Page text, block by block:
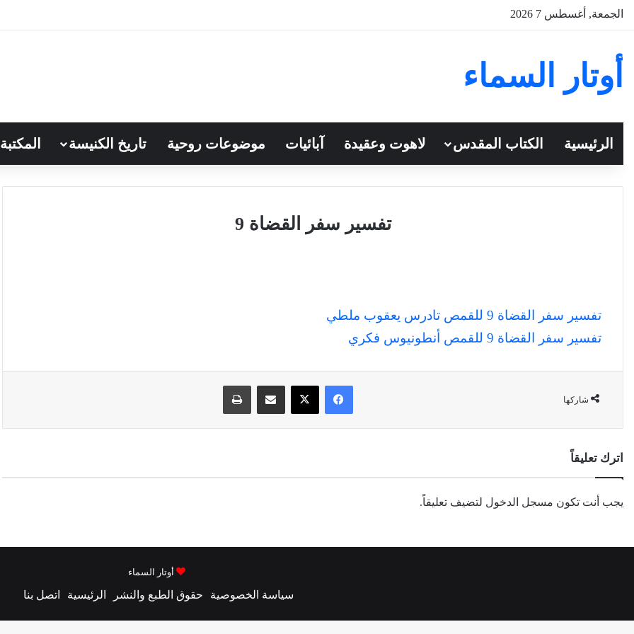
الجمعة, أغسطس 7 2026
أوتار السماء
الرئيسية الكتاب المقدس لاهوت وعقيدة آبائيات موضوعات روحية تاريخ الكنيسة المكتبة
تفسير سفر القضاة 9
تفسير سفر القضاة 9 للقمص تادرس يعقوب ملطي
تفسير سفر القضاة 9 للقمص أنطونيوس فكري
شاركها
فيسبوك‫X مشاركة عبر البريد طباعة
اترك تعليقاً
يجب أنت تكون مسجل الدخول لتضيف تعليقاً.
أوتار السماء
سياسة الخصوصية حقوق الطبع والنشر الرئيسية اتصل بنا